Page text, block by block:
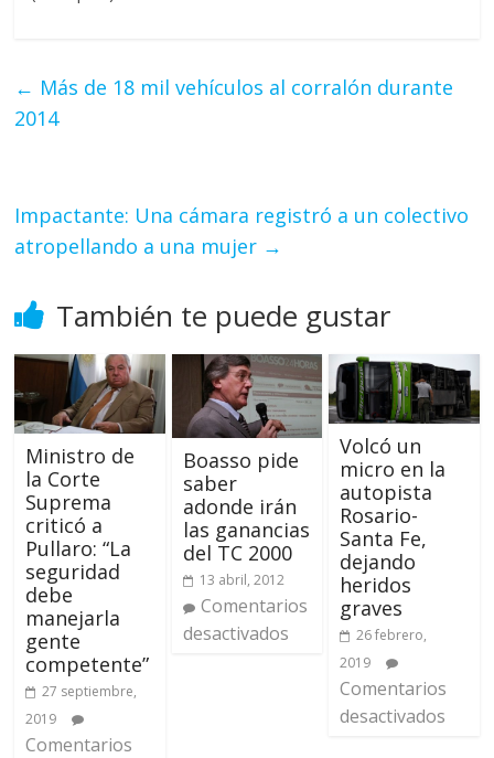
← Más de 18 mil vehículos al corralón durante
2014
Impactante: Una cámara registró a un colectivo
atropellando a una mujer →
También te puede gustar
Ministro de
la Corte
Suprema
criticó a
Pullaro: “La
seguridad
debe
manejarla
gente
competente”
27 septiembre,
2019
Comentarios
Boasso pide
saber
adonde irán
las ganancias
del TC 2000
13 abril, 2012
Comentarios
desactivados
Volcó un
micro en la
autopista
Rosario-
Santa Fe,
dejando
heridos
graves
26 febrero,
2019
Comentarios
desactivados